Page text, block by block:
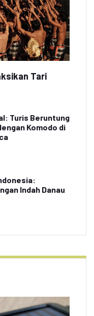
Tari
Turis Beruntung
Komodo di
Indah Danau